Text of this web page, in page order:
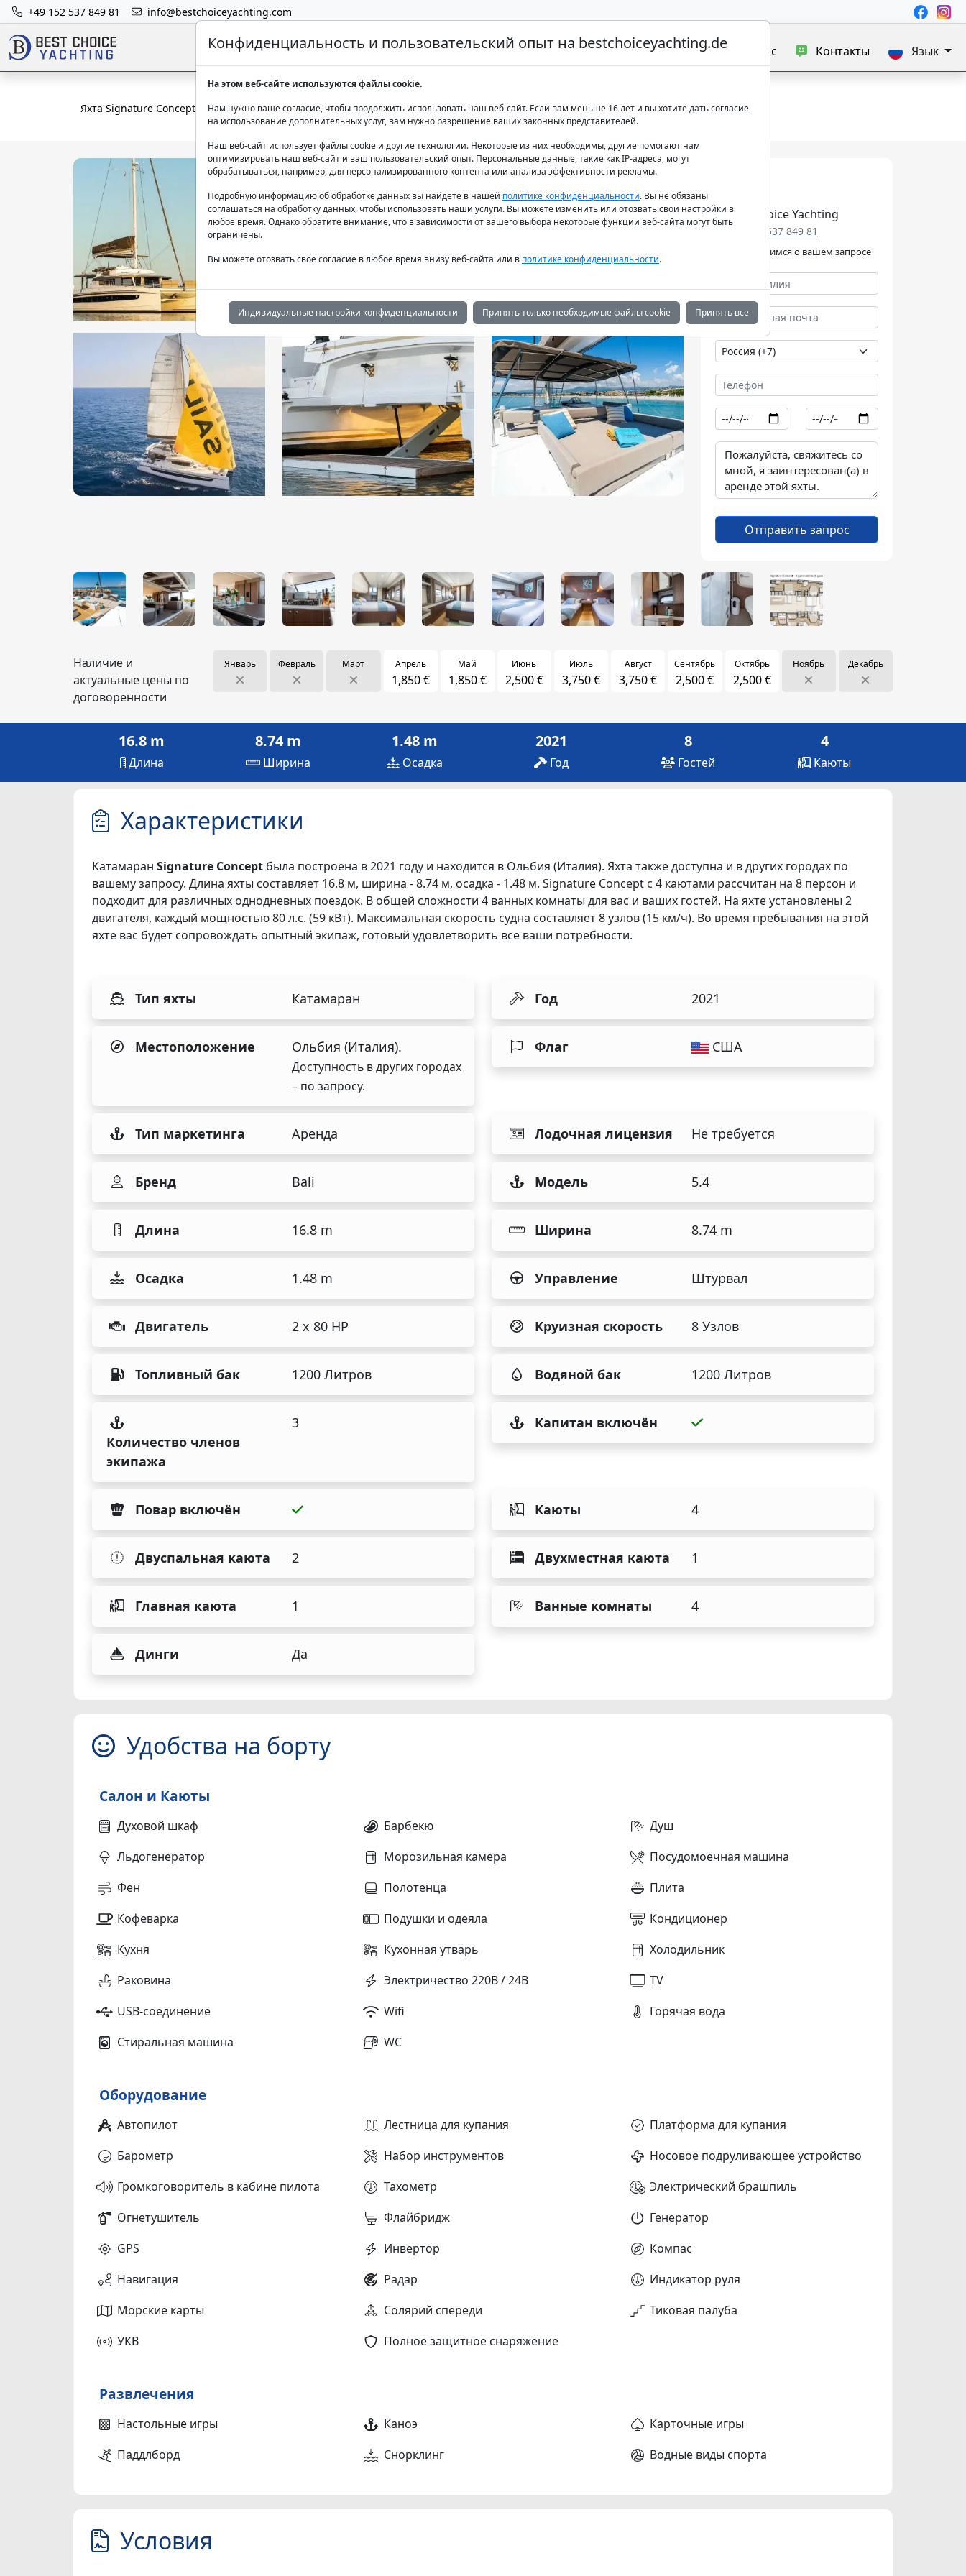
+49 152 537 849 81 info@bestchoiceyachting.com
Аренда яхт класса люкс Аренда яхт Продажа яхт Блог О нас Контакты Язык
Яхта Signature Concept - 16М В Аренду С Шкипером В Италии
Best Choice Yachting
+49 152 537 849 81
Мы позаботимся о вашем запросе
Отправить запрос
Наличие и
актуальные цены по
договоренности
Январь Февраль Март Апрель
1,850 €
Май
1,850 €
Июнь
2,500 €
Июль
3,750 €
Август
3,750 €
Сентябрь
2,500 €
Октябрь
2,500 €
Ноябрь Декабрь
16.8 m
Длина
8.74 m
Ширина
1.48 m
Осадка
2021
Год
8
Гостей
4
Каюты
Характеристики
Катамаран Signature Concept была построена в 2021 году и находится в Ольбия (Италия). Яхта также доступна и в других городах по
вашему запросу. Длина яхты составляет 16.8 м, ширина - 8.74 м, осадка - 1.48 м. Signature Concept с 4 каютами рассчитан на 8 персон и
подходит для различных однодневных поездок. В общей сложности 4 ванных комнаты для вас и ваших гостей. На яхте установлены 2
двигателя, каждый мощностью 80 л.с. (59 кВт). Максимальная скорость судна составляет 8 узлов (15 км/ч). Во время пребывания на этой
яхте вас будет сопровождать опытный экипаж, готовый удовлетворить все ваши потребности.
Тип яхты Катамаран Год 2021
Местоположение Ольбия (Италия).
Доступность в других городах
– по запросу.
Флаг США
Тип маркетинга Аренда Лодочная лицензия Не требуется
Бренд Bali Модель 5.4
Длина 16.8 m Ширина 8.74 m
Осадка 1.48 m Управление Штурвал
Двигатель 2 x 80 HP Круизная скорость 8 Узлов
Топливный бак 1200 Литров Водяной бак 1200 Литров
Количество членов
экипажа
3 Капитан включён
Повар включён Каюты 4
Двуспальная каюта 2 Двухместная каюта 1
Главная каюта 1 Ванные комнаты 4
Динги Да
Удобства на борту
Салон и Каюты
Духовой шкаф Барбекю
Душ
Льдогенератор
Морозильная камера
Посудомоечная машина
Фен
Полотенца
Плита
Кофеварка
Подушки и одеяла
Кондиционер
Кухня
Кухонная утварь
Холодильник
Раковина
Электричество 220В / 24В
TV
USB-соединение
Wifi
Горячая вода
Стиральная машина
WC
Оборудование
Автопилот Лестница для купания
Платформа для купания
Барометр
Набор инструментов
Носовое подруливающее устройство
Громкоговоритель в кабине пилота
Тахометр
Электрический брашпиль
Огнетушитель
Флайбридж
Генератор
GPS
Инвертор
Компас
Навигация
Радар
Индикатор руля
Морские карты
Солярий спереди
Тиковая палуба
УКВ
Полное защитное снаряжение
Развлечения
Настольные игры Каноэ
Карточные игры
Паддлборд
Снорклинг Водные виды спорта
Условия
Конфиденциальность и пользовательский опыт на bestchoiceyachting.de
На этом веб-сайте используются файлы cookie.
Нам нужно ваше согласие, чтобы продолжить использовать наш веб-сайт. Если вам меньше 16 лет и вы хотите дать согласие
на использование дополнительных услуг, вам нужно разрешение ваших законных представителей.
Наш веб-сайт использует файлы cookie и другие технологии. Некоторые из них необходимы, другие помогают нам
оптимизировать наш веб-сайт и ваш пользовательский опыт. Персональные данные, такие как IP-адреса, могут
обрабатываться, например, для персонализированного контента или анализа эффективности рекламы.
Подробную информацию об обработке данных вы найдете в нашей политике конфиденциальности. Вы не обязаны
соглашаться на обработку данных, чтобы использовать наши услуги. Вы можете изменить или отозвать свои настройки в
любое время. Однако обратите внимание, что в зависимости от вашего выбора некоторые функции веб-сайта могут быть
ограничены.
Вы можете отозвать свое согласие в любое время внизу веб-сайта или в политике конфиденциальности.
Индивидуальные настройки конфиденциальности Принять только необходимые файлы cookie Принять все